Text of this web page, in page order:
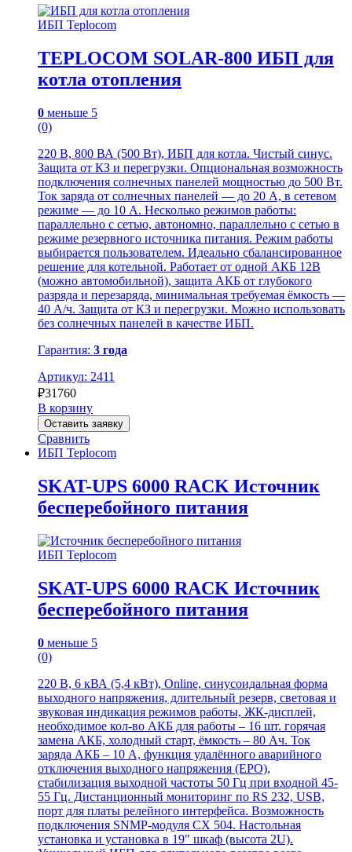
ИБП Teplocom
TEPLOCOM SOLAR-800 ИБП для
котла отопления
0 меньше 5
(0)
220 В, 800 ВА (500 Вт), ИБП для котла. Чистый синус.
Защита от КЗ и перегрузки. Опциональная возможность
подключения солнечных панелей мощностью до 500 Вт.
Ток заряда от солнечных панелей — до 20 А, в сетевом
режиме — до 10 А. Несколько режимов работы:
параллельно с сетью, автономно, параллельно с сетью в
режиме резервного источника питания. Режим работы
выбирается пользователем. Идеально сбалансированное
решение для котельной. Работает от одной АКБ 12В
(можно автомобильной), защита АКБ от глубокого
разряда и перезаряда, минимальная требуемая ёмкость —
40 А/ч. Защита от КЗ и перегрузки. Можно использовать
без солнечных панелей в качестве ИБП.
Гарантия: 3 года
Артикул: 2411
₽31760
В корзину
Оставить заявку
Сравнить
ИБП Teplocom
SKAT-UPS 6000 RACK Источник
бесперебойного питания
ИБП Teplocom
SKAT-UPS 6000 RACK Источник
бесперебойного питания
0 меньше 5
(0)
220 В, 6 кВА (5,4 кВт), Online, синусоидальная форма
выходного напряжения, длительный резерв, световая и
звуковая индикация режимов работы, ЖК-дисплей,
необходимое кол-во АКБ для работы – 16 шт. горячая
замена АКБ, холодный старт, ёмкость – 80 Ач. Ток
заряда АКБ – 10 А, функция удалённого аварийного
отключения выходного напряжения (EPO),
стабилизация выходной частоты 50 Гц при входной 45-
55 Гц. Дистанционный мониторинг по RS 232, USB,
порт для платы релейного интерфейса. Возможность
подключения SNMP-модуля CX 504. Настольная
установка и установка в 19″ шкаф (высота 2U).